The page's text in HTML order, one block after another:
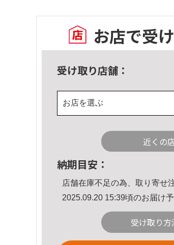
お店で受
受け取り店舗：
お店を選ぶ
近くの
納期目安：
店舗在庫不足の為、取り寄せ
2025.09.20 15:39頃のお届け予
受け取り